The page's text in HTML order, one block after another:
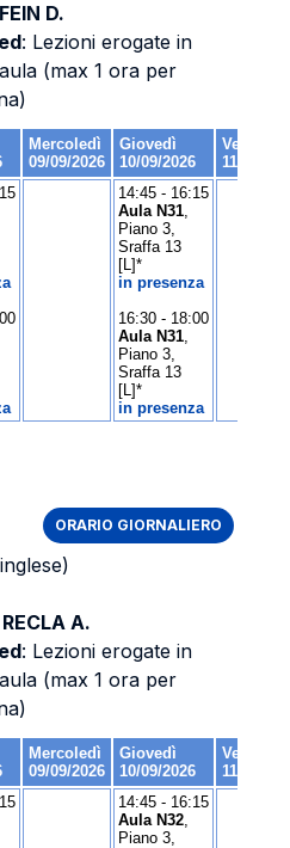
D.
: Lezioni erogate in
(max 1 ora per
ORARIO GIORNALIERO
A.
: Lezioni erogate in
(max 1 ora per